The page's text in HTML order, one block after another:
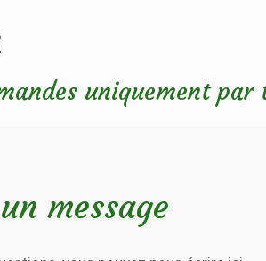
uniquement par
message